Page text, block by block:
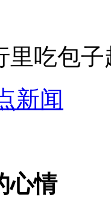
千吃包子
新闻
心情